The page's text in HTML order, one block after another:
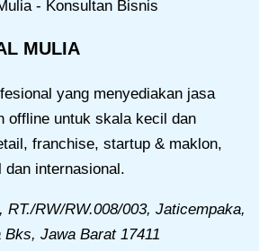
MULIA
yang menyediakan jasa
offline untuk skala kecil dan
franchise, startup & maklon,
dan internasional.
RW/RW.008/003, Jaticempaka,
Jawa Barat 17411